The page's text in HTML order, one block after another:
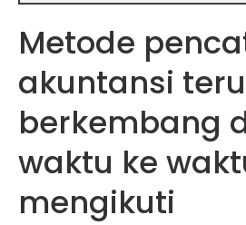
Metode
akuntansi
berkembang
waktu ke
mengikuti